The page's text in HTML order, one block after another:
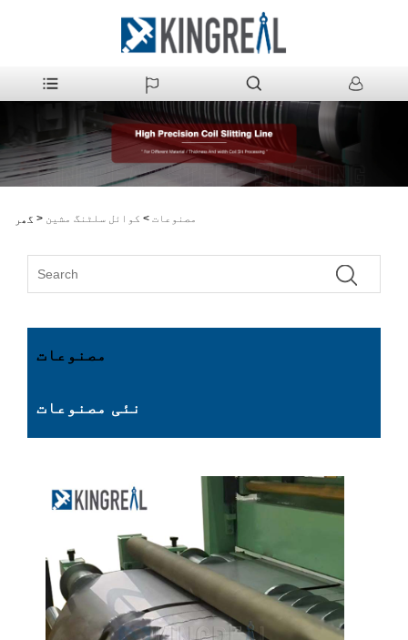
گھر > مصنوعات > کوائل سلٹنگ مشین
مصنوعات
نئی مصنوعات